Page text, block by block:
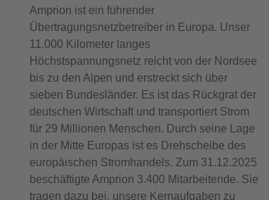
Amprion ist ein führender
Übertragungsnetzbetreiber in Europa. Unser
11.000 Kilometer langes
Höchstspannungsnetz reicht von der Nordsee
bis zu den Alpen und erstreckt sich über
sieben Bundesländer. Es ist das Rückgrat der
deutschen Wirtschaft und transportiert Strom
für 29 Millionen Menschen. Durch seine Lage
in der Mitte Europas ist es Drehscheibe des
europäischen Stromhandels. Zum 31.12.2025
beschäftigte Amprion 3.400 Mitarbeitende. Sie
tragen dazu bei, unsere Kernaufgaben zu